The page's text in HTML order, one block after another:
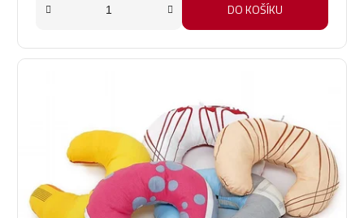
DO KOŠÍKU